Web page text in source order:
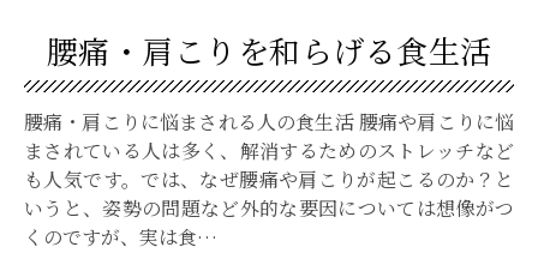
腰痛・肩こりを和らげる食生活
腰痛・肩こりに悩まされる人の食生活 腰痛や肩こりに悩
まされている人は多く、解消するためのストレッチなど
も人気です。では、なぜ腰痛や肩こりが起こるのか？と
いうと、姿勢の問題など外的な要因については想像がつ
くのですが、実は食…